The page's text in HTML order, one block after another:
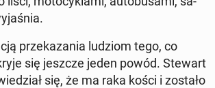
prze­ka­za­nia ludziom tego, co
się jeszcze jeden powód. Stewart
się, że ma raka kości i zostało